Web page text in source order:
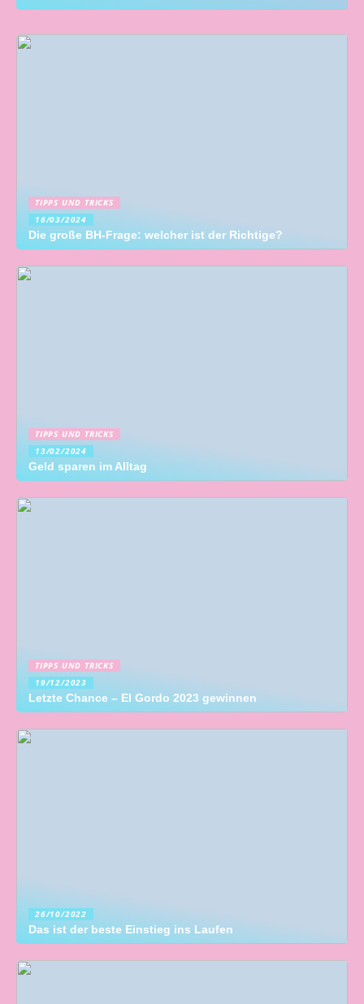
TIPPS UND TRICKS
16/03/2024
Die große BH-Frage: welcher ist der Richtige?
TIPPS UND TRICKS
13/02/2024
Geld sparen im Alltag
TIPPS UND TRICKS
19/12/2023
Letzte Chance – El Gordo 2023 gewinnen
26/10/2022
Das ist der beste Einstieg ins Laufen